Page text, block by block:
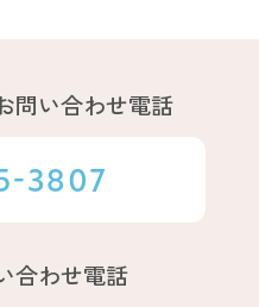
問い合わせ電話
3807
合わせ電話